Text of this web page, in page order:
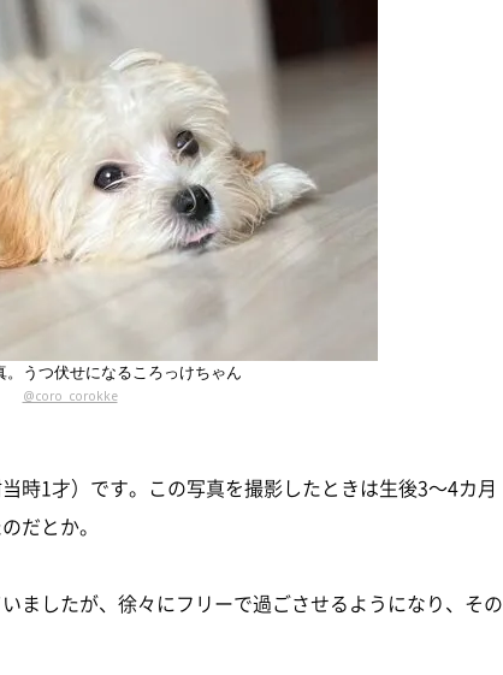
。うつ伏せになるころっけちゃん
@coro_corokke
時1才）です。この写真を撮影したときは生後3～4カ月
だとか。
ましたが、徐々にフリーで過ごさせるようになり、その